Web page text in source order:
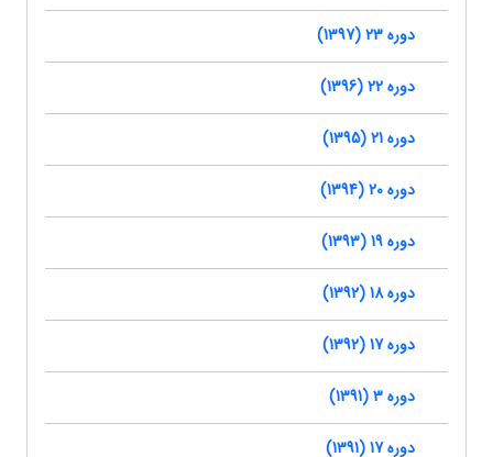
دوره 23 (1397)
دوره 22 (1396)
دوره 21 (1395)
دوره 20 (1394)
دوره 19 (1393)
دوره 18 (1392)
دوره 17 (1392)
دوره 3 (1391)
دوره 17 (1391)